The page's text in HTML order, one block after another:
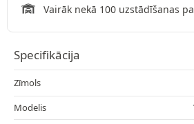
Vairāk nekā 100 uzstādīšanas
Specifikācija
Zīmols
Modelis